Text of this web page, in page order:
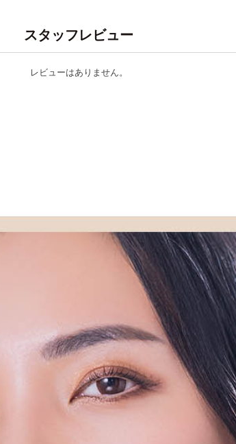
スタッフレビュー
レビューはありません。